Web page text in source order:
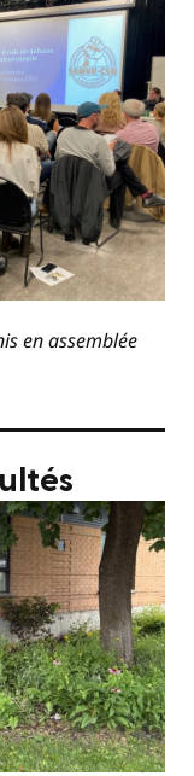
en assemblée